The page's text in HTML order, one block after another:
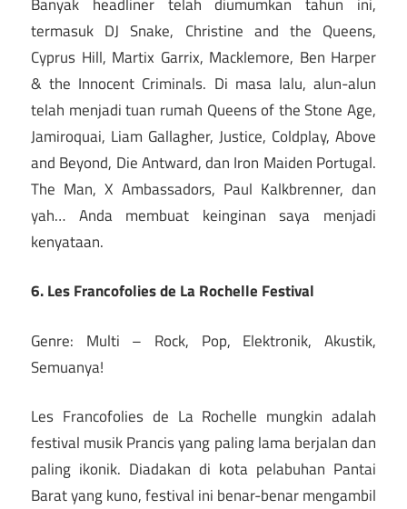
termasuk DJ Snake, Christine and the Queens,
Cyprus Hill, Martix Garrix, Macklemore, Ben Harper
& the Innocent Criminals. Di masa lalu, alun-alun
telah menjadi tuan rumah Queens of the Stone Age,
Jamiroquai, Liam Gallagher, Justice, Coldplay, Above
and Beyond, Die Antward, dan Iron Maiden Portugal.
The Man, X Ambassadors, Paul Kalkbrenner, dan
yah… Anda membuat keinginan saya menjadi
kenyataan.
6. Les Francofolies de La Rochelle Festival
Genre: Multi – Rock, Pop, Elektronik, Akustik,
Semuanya!
Les Francofolies de La Rochelle mungkin adalah
festival musik Prancis yang paling lama berjalan dan
paling ikonik. Diadakan di kota pelabuhan Pantai
Barat yang kuno, festival ini benar-benar mengambil